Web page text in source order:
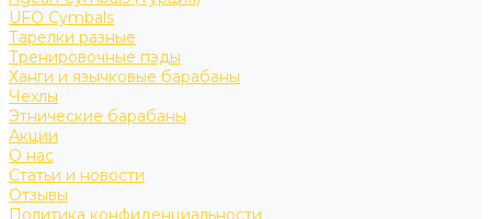
UFO Cymbals
Тарелки разные
Тренировочные пэды
Ханги и язычковые барабаны
Чехлы
Этнические барабаны
Акции
О нас
Статьи и новости
Отзывы
Политика конфиденциальности